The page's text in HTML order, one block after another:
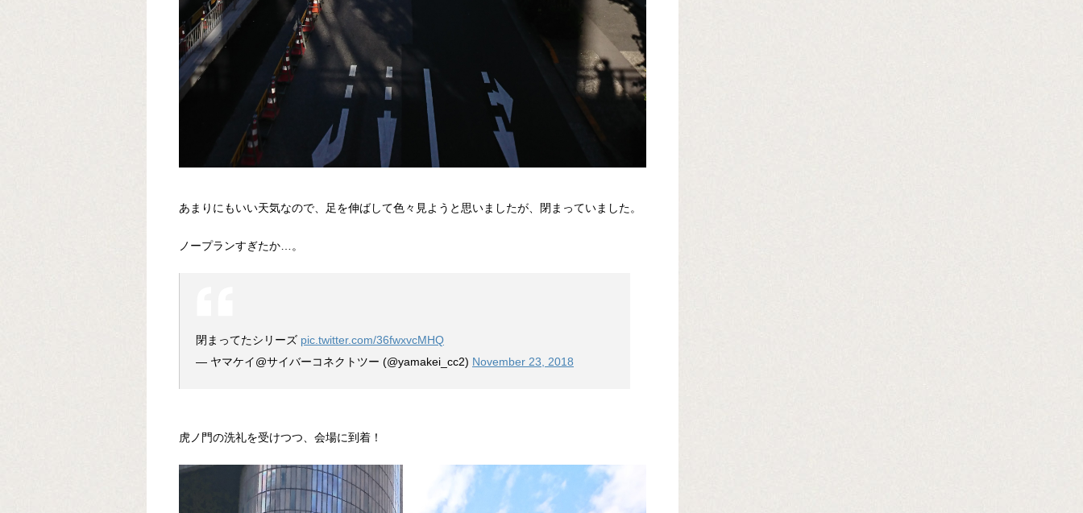
あまりにもいい天気なので、足を伸ばして色々見ようと思いましたが、閉まっていました。
ノープランすぎたか…。
閉まってたシリーズ pic.twitter.com/36fwxvcMHQ
— ヤマケイ@サイバーコネクトツー (@yamakei_cc2) November 23, 2018
虎ノ門の洗礼を受けつつ、会場に到着！